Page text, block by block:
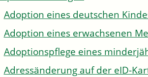
Adoption eines deutschen
Adoption eines erwachsenen
Adoptionspflege eines
Adressänderung auf der eID-